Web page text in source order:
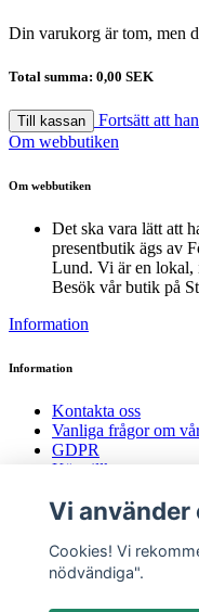
Din varukorg är tom, men
Total summa: 0,00 SEK
Till kassan
Fortsätt att
Om webbutiken
Om webbutiken
Det ska vara lätt att
presentbutik ägs av
Lund. Vi är en lokal,
Besök vår butik på
Information
Information
Kontakta oss
Vanliga frågor om
GDPR
Köpvillkor
Sociala medier
Sociala medier
Vi använder
Cookies! Vi
nödvändiga".